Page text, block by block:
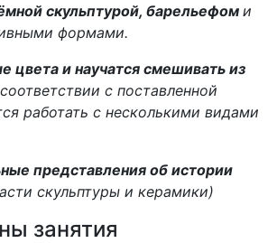
скульптурой, барельефом и
формами.
цвета и научатся смешивать из
с поставленной
работать с несколькими видами
представления об истории
скульптуры и керамики)
занятия